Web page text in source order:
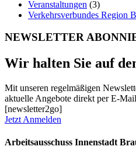
Veranstaltungen (3)
Verkehrsverbundes Region
NEWSLETTER
Wir halten Sie auf
Mit unseren regelmäßigen
aktuelle Angebote direkt per E-
[newsletter2go]
Jetzt Anmelden
Arbeitsausschuss Innenstadt